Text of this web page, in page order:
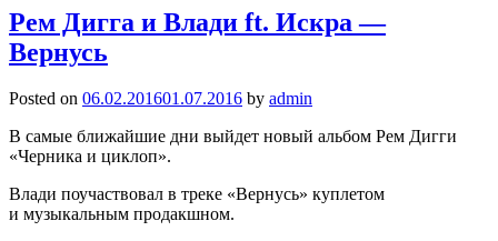
Рем Дигга и Влади ft. Искра —
Вернусь
Posted on 06.02.201601.07.2016 by admin
В самые ближайшие дни выйдет новый альбом Рем Дигги
«Черника и циклоп».
Влади поучаствовал в треке «Вернусь» куплетом
и музыкальным продакшном.